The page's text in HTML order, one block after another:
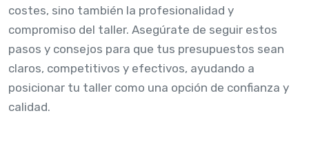
costes, sino también la profesionalidad y
compromiso del taller. Asegúrate de seguir estos
pasos y consejos para que tus presupuestos sean
claros, competitivos y efectivos, ayudando a
posicionar tu taller como una opción de confianza y
calidad.